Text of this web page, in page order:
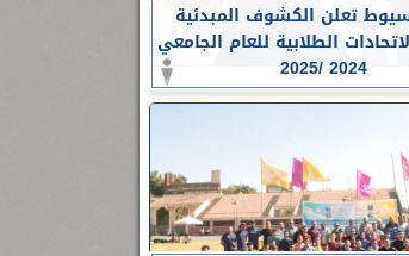
تعلن الكشوف المبدئية
الطلابية للعام الجامعي
2024 /2025